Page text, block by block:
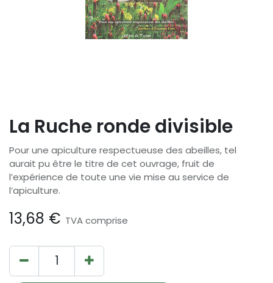
La Ruche ronde divisible
Pour une apiculture respectueuse des abeilles, tel
aurait pu être le titre de cet ouvrage, fruit de
l’expérience de toute une vie mise au service de
l’apiculture.
13,68 € TVA comprise